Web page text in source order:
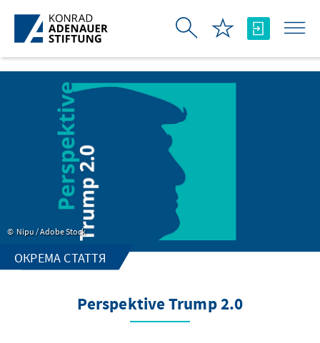
Skip to Main Content
Nipu / Adobe Stock
ОКРЕМА СТАТТЯ
Perspektive Trump 2.0